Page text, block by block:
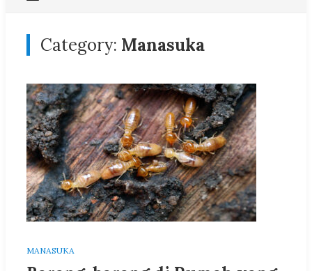
Category: Manasuka
MANASUKA